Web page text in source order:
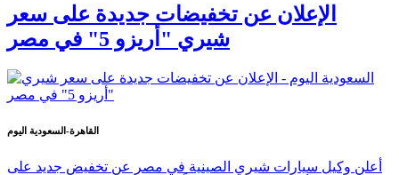
الإعلان عن تخفيضات جديدة على سعر
شيري "أريزو 5" في مصر
القاهرة-السعودية اليوم
أعلن وكيل سيارات شيري الصينية في مصر عن تخفيض جديد على